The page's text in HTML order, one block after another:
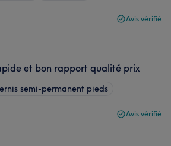
Avis vérifié
et bon rapport qualité prix
semi-permanent pieds
Avis vérifié